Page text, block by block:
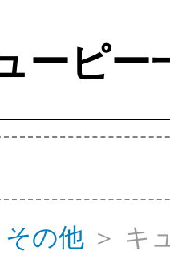
ーピー
その他 ＞ キ